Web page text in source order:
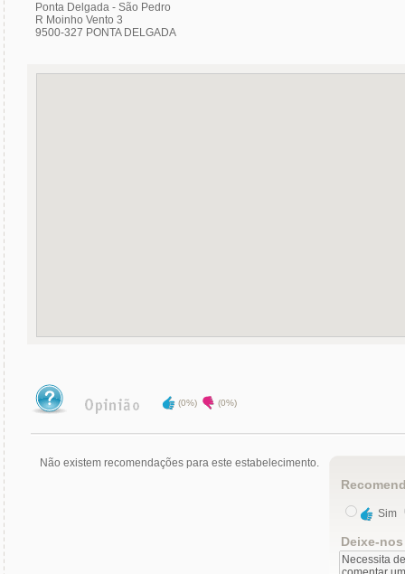
Ponta Delgada - São Pedro
R Moinho Vento 3
9500-327 PONTA DELGADA
(0%) (0%)
Não existem recomendações para este estabelecimento.
Sim
Deixe-